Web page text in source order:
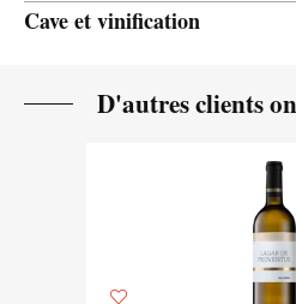
Cave et vinification
VINIFICATION
Chêne
D'autres clients